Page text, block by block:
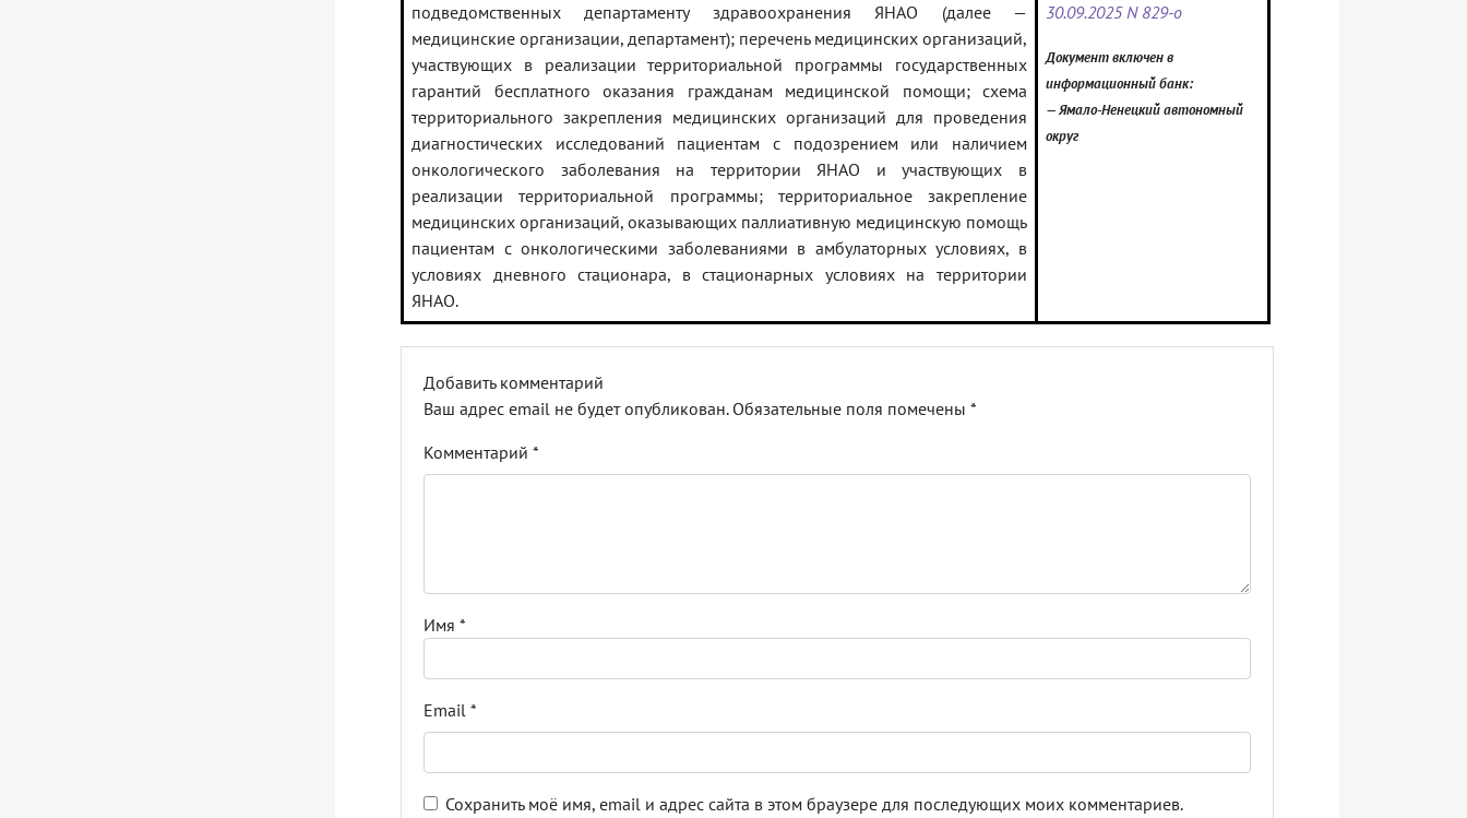
подведомственных департаменту здравоохранения ЯНАО (далее —
медицинские организации, департамент); перечень медицинских организаций,
участвующих в реализации территориальной программы государственных
гарантий бесплатного оказания гражданам медицинской помощи; схема
территориального закрепления медицинских организаций для проведения
диагностических исследований пациентам с подозрением или наличием
онкологического заболевания на территории ЯНАО и участвующих в
реализации территориальной программы; территориальное закрепление
медицинских организаций, оказывающих паллиативную медицинскую помощь
пациентам с онкологическими заболеваниями в амбулаторных условиях, в
условиях дневного стационара, в стационарных условиях на территории
ЯНАО.
30.09.2025 N 829-о
Документ включен в
информационный банк:
— Ямало-Ненецкий автономный
округ
Добавить комментарий
Ваш адрес email не будет опубликован. Обязательные поля помечены *
Комментарий *
Имя *
Email *
Сохранить моё имя, email и адрес сайта в этом браузере для последующих моих комментариев.